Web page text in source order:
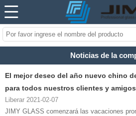
Noticias de la
El mejor deseo del año nuevo chino
para todos nuestros clientes y
Liberar 2021-02-07
JIMY GLASS comenzará las vacaciones